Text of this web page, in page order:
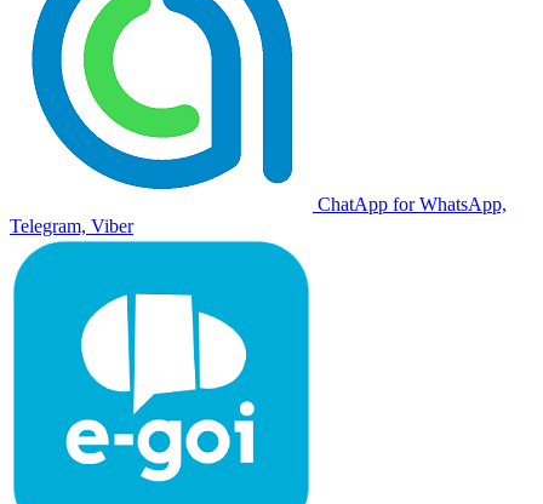
ChatApp for WhatsApp,
Telegram, Viber